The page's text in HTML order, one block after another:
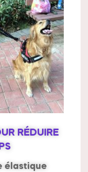
RÉDUIRE
élastique